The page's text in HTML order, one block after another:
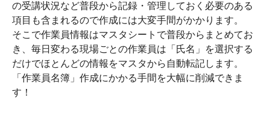
の受講状況など普段から記録・管理しておく必要のある
項目も含まれるので作成には大変手間がかかります。
そこで作業員情報はマスタシートで普段からまとめてお
き、毎日変わる現場ごとの作業員は「氏名」を選択する
だけでほとんどの情報をマスタから自動転記します。
「作業員名簿」作成にかかる手間を大幅に削減できま
す！